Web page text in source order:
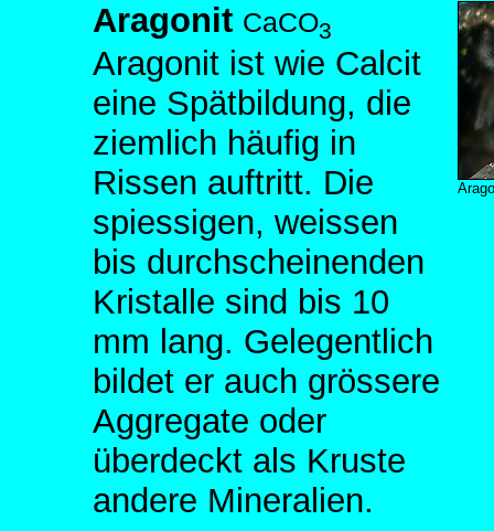
Aragonit CaCO3
Aragonit ist wie Calcit
eine Spätbildung, die
ziemlich häufig in
Rissen auftritt. Die
spiessigen, weissen
bis durchscheinenden
Kristalle sind bis 10
mm lang. Gelegentlich
bildet er auch grössere
Aggregate oder
überdeckt als Kruste
andere Mineralien.